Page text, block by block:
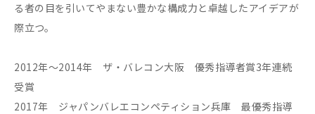
る者の目を引いてやまない豊かな構成力と卓越したアイデアが
際立つ。
2012年～2014年 ザ・バレコン大阪 優秀指導者賞3年連続
受賞
2017年 ジャパンバレエコンペティション兵庫 最優秀指導